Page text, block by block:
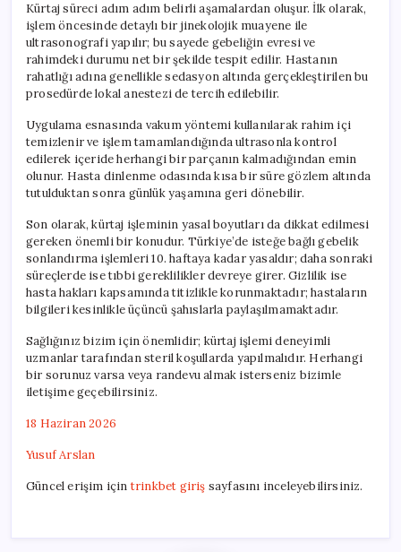
Kürtaj süreci adım adım belirli aşamalardan oluşur. İlk olarak,
işlem öncesinde detaylı bir jinekolojik muayene ile
ultrasonografi yapılır; bu sayede gebeliğin evresi ve
rahimdeki durumu net bir şekilde tespit edilir. Hastanın
rahatlığı adına genellikle sedasyon altında gerçekleştirilen bu
prosedürde lokal anestezi de tercih edilebilir.
Uygulama esnasında vakum yöntemi kullanılarak rahim içi
temizlenir ve işlem tamamlandığında ultrasonla kontrol
edilerek içeride herhangi bir parçanın kalmadığından emin
olunur. Hasta dinlenme odasında kısa bir süre gözlem altında
tutulduktan sonra günlük yaşamına geri dönebilir.
Son olarak, kürtaj işleminin yasal boyutları da dikkat edilmesi
gereken önemli bir konudur. Türkiye’de isteğe bağlı gebelik
sonlandırma işlemleri 10. haftaya kadar yasaldır; daha sonraki
süreçlerde ise tıbbi gereklilikler devreye girer. Gizlilik ise
hasta hakları kapsamında titizlikle korunmaktadır; hastaların
bilgileri kesinlikle üçüncü şahıslarla paylaşılmamaktadır.
Sağlığınız bizim için önemlidir; kürtaj işlemi deneyimli
uzmanlar tarafından steril koşullarda yapılmalıdır. Herhangi
bir sorunuz varsa veya randevu almak isterseniz bizimle
iletişime geçebilirsiniz.
18 Haziran 2026
Yusuf Arslan
Güncel erişim içintrinkbet giriş sayfasını inceleyebilirsiniz.